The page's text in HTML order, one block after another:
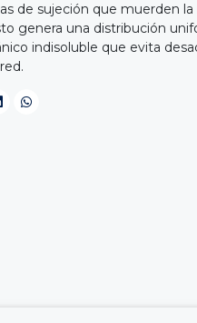
de sujeción que muerden
genera una distribución
indisoluble que evita